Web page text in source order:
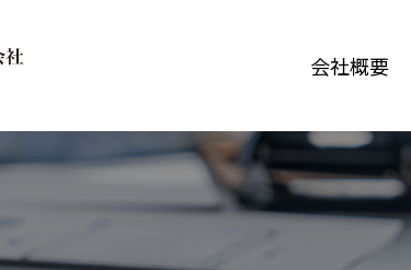
会社概要